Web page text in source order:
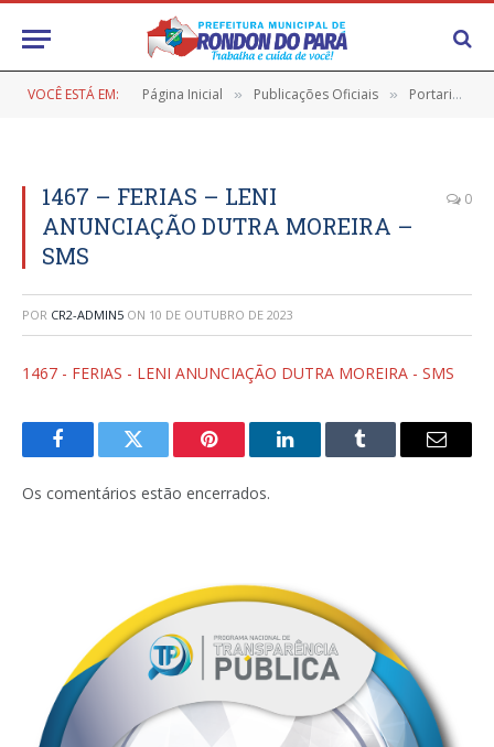
VOCÊ ESTÁ EM: Página Inicial » Publicações Oficiais » Portarias
1467 – FERIAS – LENI
ANUNCIAÇÃO DUTRA MOREIRA –
SMS
0
POR CR2-ADMIN5 ON 10 DE OUTUBRO DE 2023
1467 - FERIAS - LENI ANUNCIAÇÃO DUTRA MOREIRA - SMS
FacebookTwitter Pinterest LinkedInTumblr
E-
Os comentários estão encerrados.